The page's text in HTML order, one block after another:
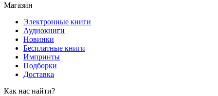
Магазин
Электронные книги
Аудиокниги
Новинки
Бесплатные книги
Импринты
Подборки
Доставка
Как нас найти?